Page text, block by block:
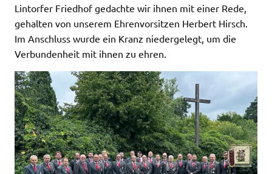
Lintorfer Friedhof gedachte wir ihnen mit einer Rede,
gehalten von unserem Ehrenvorsitzen Herbert Hirsch.
Im Anschluss wurde ein Kranz niedergelegt, um die
Verbundenheit mit ihnen zu ehren.